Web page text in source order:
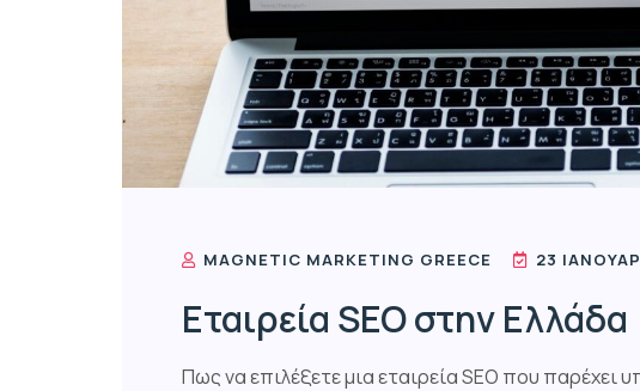
MAGNETIC MARKETING GREECE 23
Εταιρεία SEO στην Ελλάδα
Πως να επιλέξετε μια εταιρεία SEO που παρέχει